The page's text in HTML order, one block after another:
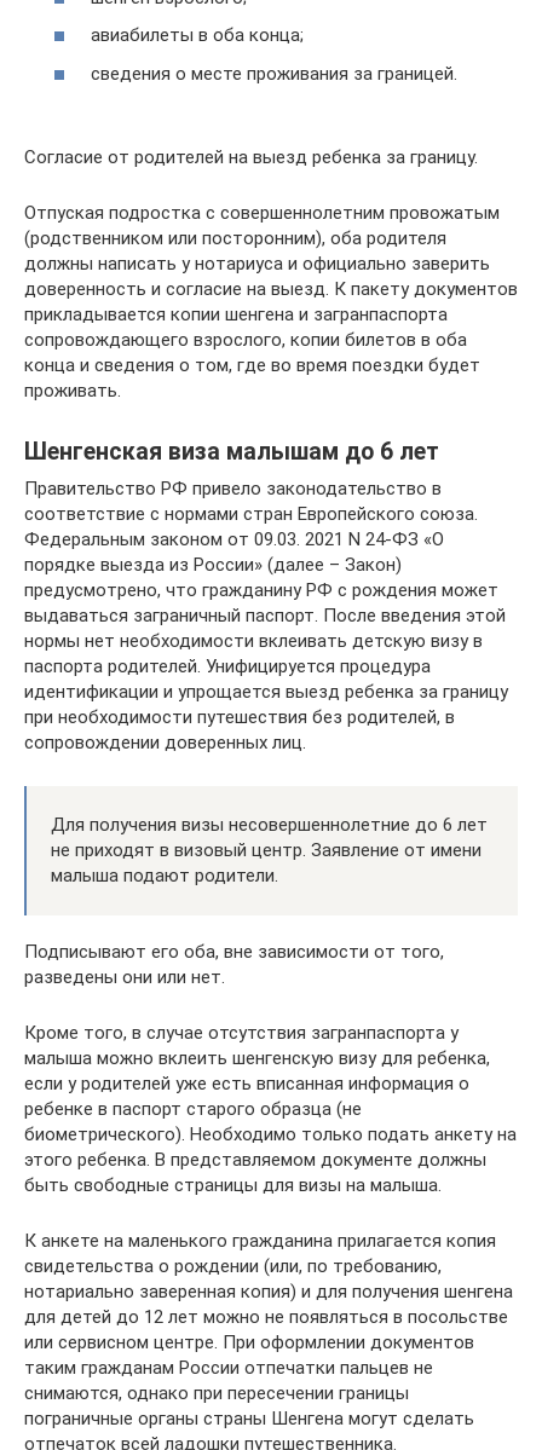
авиабилеты в оба конца;
сведения о месте проживания за границей.
Согласие от родителей на выезд ребенка за границу.
Отпуская подростка с совершеннолетним провожатым
(родственником или посторонним), оба родителя
должны написать у нотариуса и официально заверить
доверенность и согласие на выезд. К пакету документов
прикладывается копии шенгена и загранпаспорта
сопровождающего взрослого, копии билетов в оба
конца и сведения о том, где во время поездки будет
проживать.
Шенгенская виза малышам до 6 лет
Правительство РФ привело законодательство в
соответствие с нормами стран Европейского союза.
Федеральным законом от 09.03. 2021 N 24-ФЗ «О
порядке выезда из России» (далее – Закон)
предусмотрено, что гражданину РФ с рождения может
выдаваться заграничный паспорт. После введения этой
нормы нет необходимости вклеивать детскую визу в
паспорта родителей. Унифицируется процедура
идентификации и упрощается выезд ребенка за границу
при необходимости путешествия без родителей, в
сопровождении доверенных лиц.
Для получения визы несовершеннолетние до 6 лет
не приходят в визовый центр. Заявление от имени
малыша подают родители.
Подписывают его оба, вне зависимости от того,
разведены они или нет.
Кроме того, в случае отсутствия загранпаспорта у
малыша можно вклеить шенгенскую визу для ребенка,
если у родителей уже есть вписанная информация о
ребенке в паспорт старого образца (не
биометрического). Необходимо только подать анкету на
этого ребенка. В представляемом документе должны
быть свободные страницы для визы на малыша.
К анкете на маленького гражданина прилагается копия
свидетельства о рождении (или, по требованию,
нотариально заверенная копия) и для получения шенгена
для детей до 12 лет можно не появляться в посольстве
или сервисном центре. При оформлении документов
таким гражданам России отпечатки пальцев не
снимаются, однако при пересечении границы
пограничные органы страны Шенгена могут сделать
отпечаток всей ладошки путешественника.